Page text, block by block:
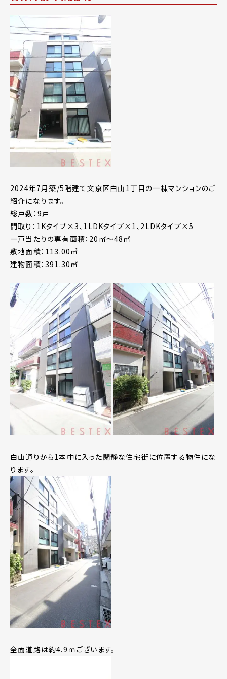
2024年7月築/5階建て文京区白山1丁目の一棟マンションのご
紹介になります。
総戸数：9戸
間取り：1Kタイプ×3、1LDKタイプ×1、2LDKタイプ×5
一戸当たりの専有面積：20㎡～48㎡
敷地面積：113.00㎡
建物面積：391.30㎡
白山通りから1本中に入った閑静な住宅街に位置する物件にな
ります。
全面道路は約4.9ｍございます。